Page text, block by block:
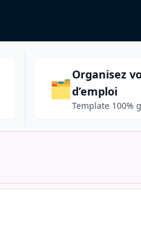
🗂️
Organisez
d’emploi
Template 100%